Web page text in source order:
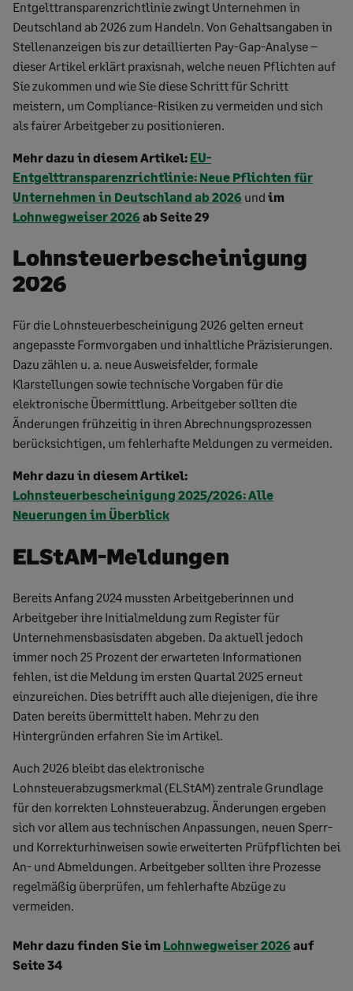
Entgelttransparenzrichtlinie zwingt Unternehmen in
Deutschland ab 2026 zum Handeln. Von Gehaltsangaben in
Stellenanzeigen bis zur detaillierten Pay-Gap-Analyse –
dieser Artikel erklärt praxisnah, welche neuen Pflichten auf
Sie zukommen und wie Sie diese Schritt für Schritt
meistern, um Compliance-Risiken zu vermeiden und sich
als fairer Arbeitgeber zu positionieren.
Mehr dazu in diesem Artikel: EU-
Entgelttransparenzrichtlinie: Neue Pflichten für
Unternehmen in Deutschland ab 2026 und im
Lohnwegweiser 2026 ab Seite 29
Lohnsteuerbescheinigung
2026
Für die Lohnsteuerbescheinigung 2026 gelten erneut
angepasste Formvorgaben und inhaltliche Präzisierungen.
Dazu zählen u. a. neue Ausweisfelder, formale
Klarstellungen sowie technische Vorgaben für die
elektronische Übermittlung. Arbeitgeber sollten die
Änderungen frühzeitig in ihren Abrechnungsprozessen
berücksichtigen, um fehlerhafte Meldungen zu vermeiden.
Mehr dazu in diesem Artikel:
Lohnsteuerbescheinigung 2025/2026: Alle
Neuerungen im Überblick
ELStAM-Meldungen
Bereits Anfang 2024 mussten Arbeitgeberinnen und
Arbeitgeber ihre Initialmeldung zum Register für
Unternehmensbasisdaten abgeben. Da aktuell jedoch
immer noch 25 Prozent der erwarteten Informationen
fehlen, ist die Meldung im ersten Quartal 2025 erneut
einzureichen. Dies betrifft auch alle diejenigen, die ihre
Daten bereits übermittelt haben. Mehr zu den
Hintergründen erfahren Sie im Artikel.
Auch 2026 bleibt das elektronische
Lohnsteuerabzugsmerkmal (ELStAM) zentrale Grundlage
für den korrekten Lohnsteuerabzug. Änderungen ergeben
sich vor allem aus technischen Anpassungen, neuen Sperr-
und Korrekturhinweisen sowie erweiterten Prüfpflichten bei
An- und Abmeldungen. Arbeitgeber sollten ihre Prozesse
regelmäßig überprüfen, um fehlerhafte Abzüge zu
vermeiden.
Mehr dazu finden Sieim Lohnwegweiser 2026 auf
Seite 34